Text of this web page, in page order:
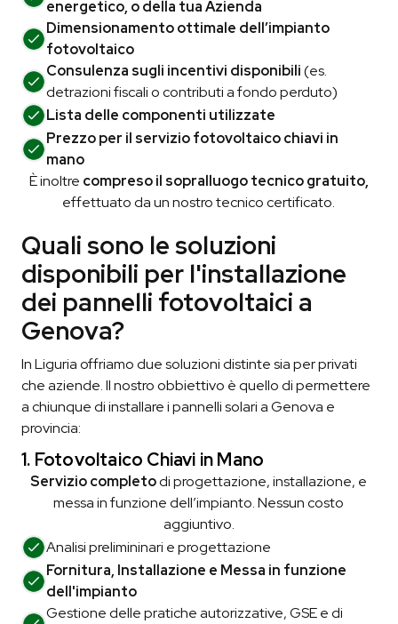
energetico, o della tua Azienda
Dimensionamento ottimale dell’impianto
fotovoltaico
Consulenza sugli incentivi disponibili(es.
detrazioni fiscali o contributi a fondo perduto)
Lista delle componenti utilizzate
Prezzo per il servizio fotovoltaico chiavi in
mano
È inoltre compreso il sopralluogo tecnico gratuito,
effettuato da un nostro tecnico certificato.
Quali sono le soluzioni
disponibili per l'installazione
dei pannelli fotovoltaici a
Genova?
In Liguria offriamo due soluzioni distinte sia per privati
che aziende. Il nostro obbiettivo è quello di permettere
a chiunque di installare i pannelli solari a Genova e
provincia:
1. Fotovoltaico Chiavi in Mano
Servizio completodi progettazione, installazione, e
messa in funzione dell’impianto. Nessun costo
aggiuntivo.
Analisi prelimininari eprogettazione
Fornitura, Installazione e Messa in funzione
dell'impianto
Gestione delle pratiche autorizzative, GSE e di